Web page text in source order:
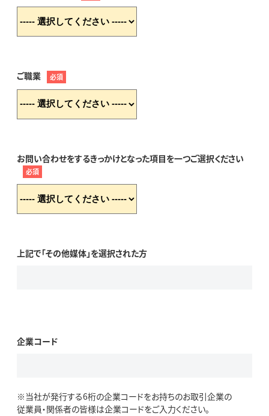
ご職業 必須
お問い合わせをするきっかけとなった項目を一つご選択ください
必須
上記で「その他媒体」を選択された方
企業コード
※当社が発行する6桁の企業コードをお持ちのお取引企業の
従業員・関係者の皆様は企業コードをご入力ください。